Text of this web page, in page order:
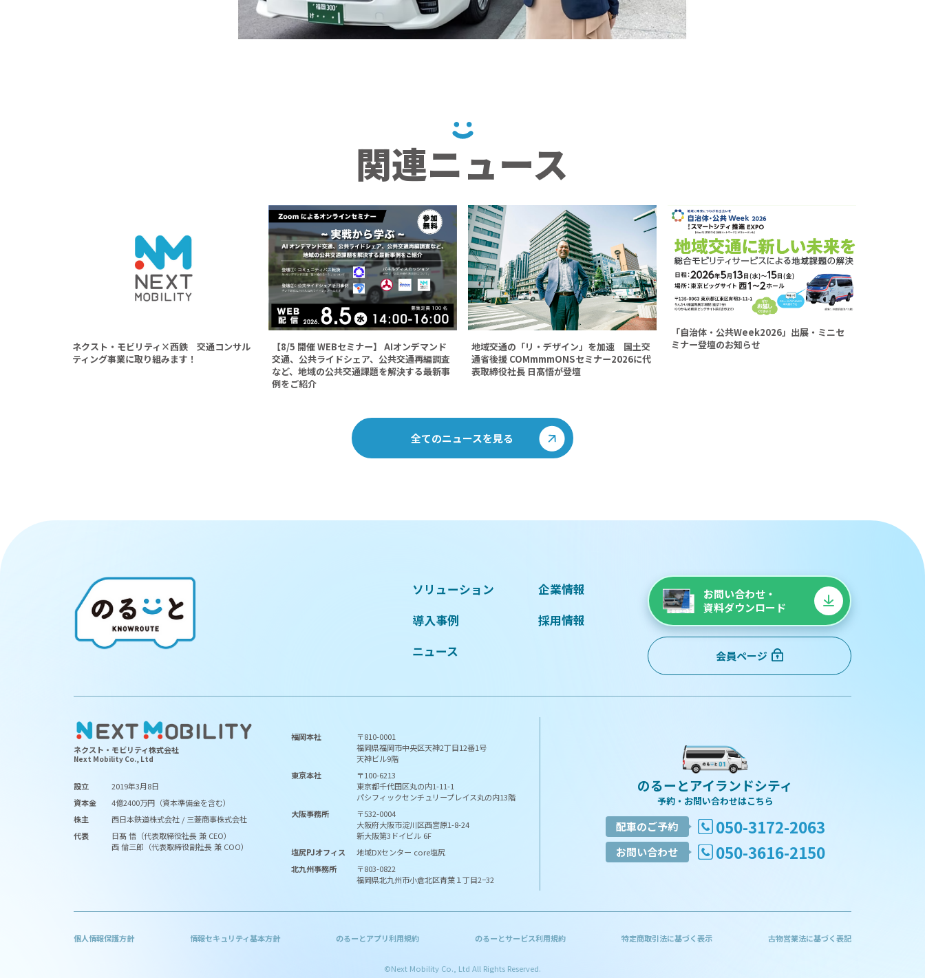
関連ニュース
ネクスト・モビリティ×西鉄 交通コンサル
ティング事業に取り組みます！
【8/5 開催 WEBセミナー】 AIオンデマンド
交通、公共ライドシェア、公共交通再編調査
など、地域の公共交通課題を解決する最新事
例をご紹介
地域交通の「リ・デザイン」を加速 国土交
通省後援 COMmmmONSセミナー2026に代
表取締役社長 日髙悟が登壇
「自治体・公共Week2026」出展・ミニセ
ミナー登壇のお知らせ
全てのニュースを見る
ソリューション
導入事例
ニュース
企業情報
採用情報
お問い合わせ・
資料ダウンロード
会員ページ
のるーとアイランドシティ
予約・お問い合わせはこちら
配車のご予約 050-3172-2063
お問い合わせ 050-3616-2150
ネクスト・モビリティ株式会社
Next Mobility Co., Ltd
設立
2019年3月8日
資本金
4億2400万円（資本準備金を含む）
株主
西日本鉄道株式会社 / 三菱商事株式会社
代表
日髙 悟（代表取締役社長 兼 CEO）
西 倫三郎（代表取締役副社長 兼 COO）
福岡本社
〒810-0001
福岡県福岡市中央区天神2丁目12番1号
天神ビル9階
東京本社
〒100-6213
東京都千代田区丸の内1-11-1
パシフィックセンチュリープレイス丸の内13階
大阪事務所
〒532-0004
大阪府大阪市淀川区西宮原1-8-24
新大阪第3ドイビル 6F
塩尻PJオフィス
地域DXセンター core塩尻
北九州事務所
〒803-0822
福岡県北九州市小倉北区青葉１丁目2−32
個人情報保護方針 情報セキュリティ基本方針 のるーとアプリ利用規約 のるーとサービス利用規約 特定商取引法に基づく表示 古物営業法に基づく表記
©Next Mobility Co., Ltd All Rights Reserved.